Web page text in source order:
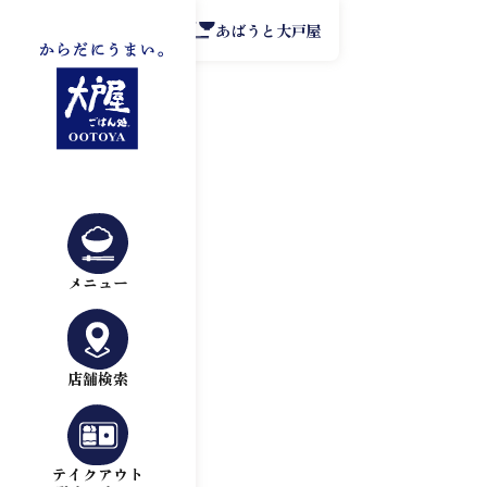
メニュー
店舗検索
テイクアウト
あばうと大戸屋